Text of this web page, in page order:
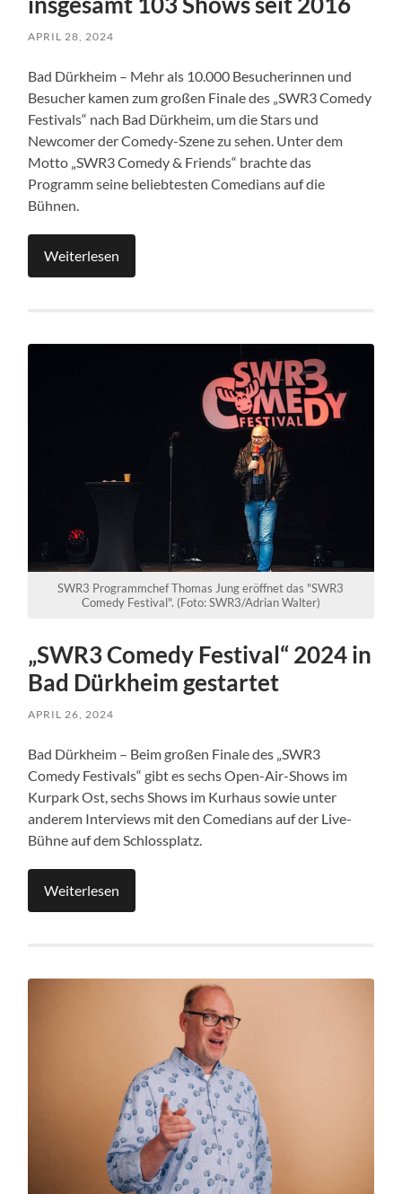
APRIL 28, 2024
Bad Dürkheim – Mehr als 10.000 Besucherinnen und
Besucher kamen zum großen Finale des „SWR3 Comedy
Festivals“ nach Bad Dürkheim, um die Stars und
Newcomer der Comedy-Szene zu sehen. Unter dem
Motto „SWR3 Comedy & Friends“ brachte das
Programm seine beliebtesten Comedians auf die
Bühnen.
Weiterlesen
SWR3 Programmchef Thomas Jung eröffnet das "SWR3
Comedy Festival". (Foto: SWR3/Adrian Walter)
„SWR3 Comedy Festival“ 2024 in
Bad Dürkheim gestartet
APRIL 26, 2024
Bad Dürkheim – Beim großen Finale des „SWR3
Comedy Festivals“ gibt es sechs Open-Air-Shows im
Kurpark Ost, sechs Shows im Kurhaus sowie unter
anderem Interviews mit den Comedians auf der Live-
Bühne auf dem Schlossplatz.
Weiterlesen